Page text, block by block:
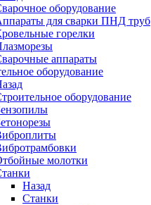
оборудование
для сварки ПНД труб
горелки
аппараты
оборудование
оборудование
молотки
Назад
Станки